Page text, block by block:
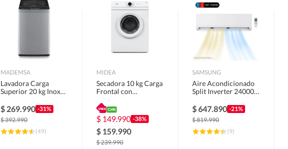
MADEMSA
Lavadora Carga
Superior 20 kg Inox
$ 269.990 -31%
$392.990
(49)
MIDEA
Secadora 10 kg Carga
Frontal con
MD100A100/W2
$ 149.990 -38%
$ 159.990
$239.990
SAMSUNG
Aire Acondicionado
Split Inverter 24000
$647.890 -21%
$819.990
(9)